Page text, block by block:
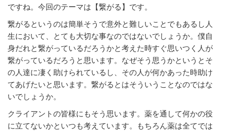
ですね。今回のテーマは【繋がる】です。
繋がるというのは簡単そうで意外と難しいことでもあるし人
生において、とても大切な事なのではないでしょうか。僕自
身だれと繋がっているだろうかと考えた時すぐ思いつく人が
繋がっているだろうと思います。なぜそう思うかというとそ
の人達に凄く助けられているし、その人が何かあった時助け
てあげたいと思います。繋がるとはそういうことなのではな
いでしょうか。
クライアントの皆様にもそう思います。薬を通して何かの役
に立てないかといつも考えています。もちろん薬は全てでは